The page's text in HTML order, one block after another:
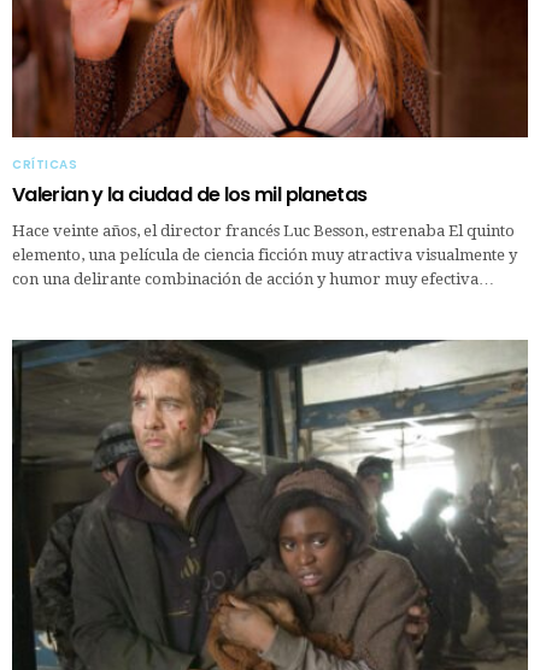
CRÍTICAS
Valerian y la ciudad de los mil planetas
Hace veinte años, el director francés Luc Besson, estrenaba El quinto
elemento, una película de ciencia ficción muy atractiva visualmente y
con una delirante combinación de acción y humor muy efectiva…